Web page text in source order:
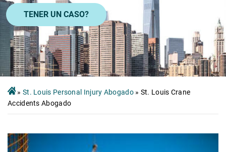
TENER UN CASO?
» St. Louis Personal Injury Abogado» St. Louis Crane
Accidents Abogado